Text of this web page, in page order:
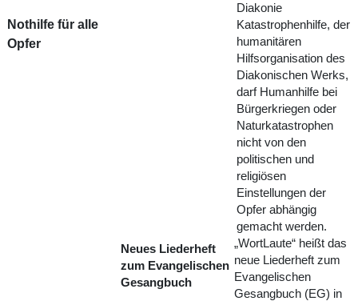
Nothilfe für alle
Opfer
Diakonie
Katastrophenhilfe, der
humanitären
Hilfsorganisation des
Diakonischen Werks,
darf Humanhilfe bei
Bürgerkriegen oder
Naturkatastrophen
nicht von den
politischen und
religiösen
Einstellungen der
Opfer abhängig
gemacht werden.
Neues Liederheft
zum Evangelischen
Gesangbuch
„WortLaute“ heißt das
neue Liederheft zum
Evangelischen
Gesangbuch (EG) in